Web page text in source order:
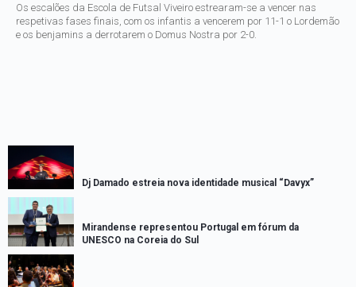
Os escalões da Escola de Futsal Viveiro estrearam-se a vencer nas
respetivas fases finais, com os infantis a vencerem por 11-1 o Lordemão
e os benjamins a derrotarem o Domus Nostra por 2-0.
Dj Damado estreia nova identidade musical “Davyx”
Mirandense representou Portugal em fórum da
UNESCO na Coreia do Sul